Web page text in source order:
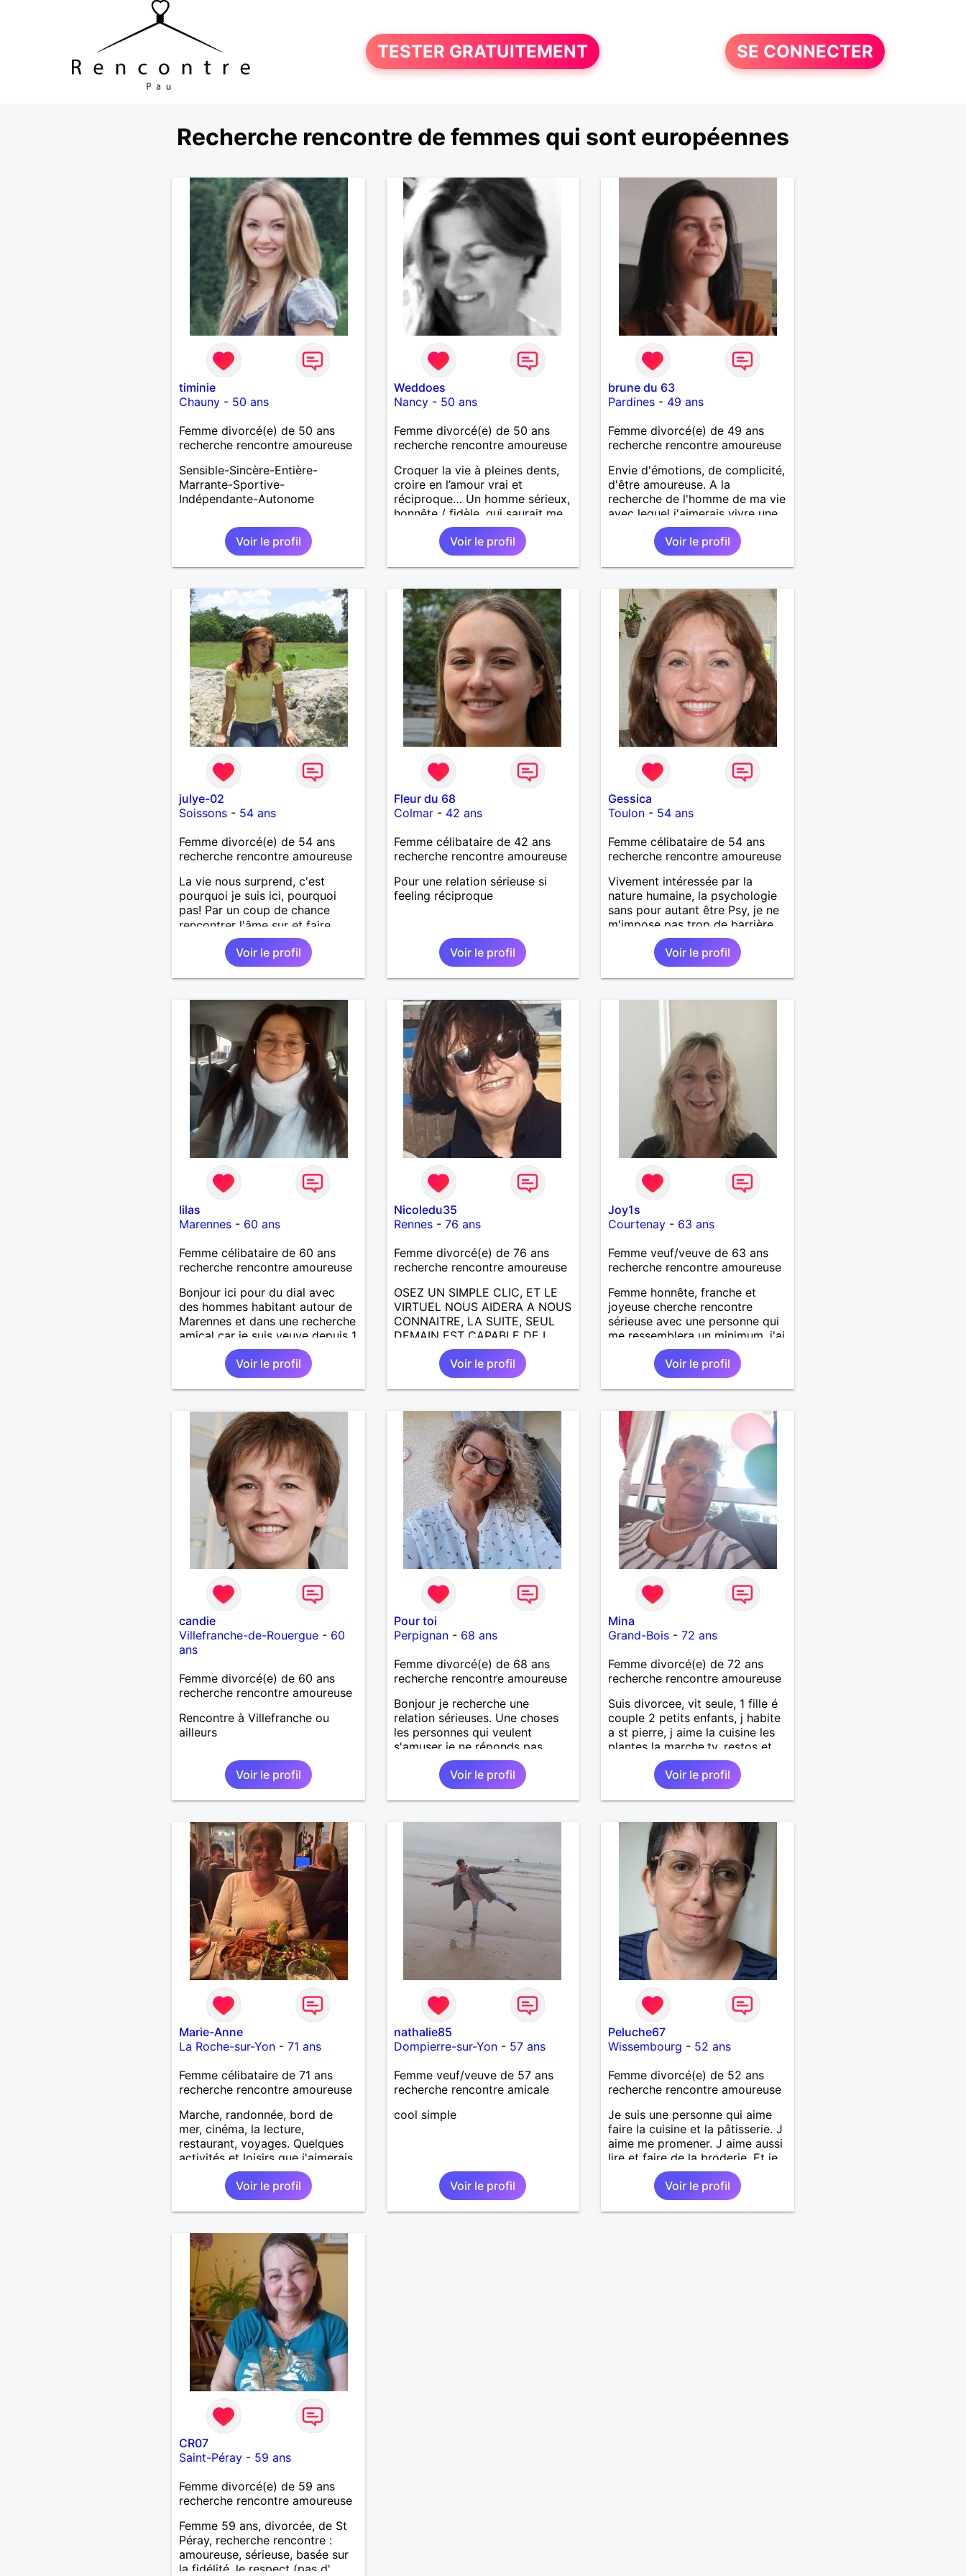
TESTER GRATUITEMENT SE CONNECTER
Recherche rencontre de femmes qui sont européennes
timinie
Chauny- 50 ans
Femme divorcé(e) de 50 ans
recherche rencontre amoureuse
Sensible-Sincère-Entière-
Marrante-Sportive-
Indépendante-Autonome
Voir le profil
Weddoes
Nancy- 50 ans
Femme divorcé(e) de 50 ans
recherche rencontre amoureuse
Croquer la vie à pleines dents,
croire en l’amour vrai et
réciproque… Un homme sérieux,
honnête / fidèle, qui saurait me
faire rire à nouveau, est le bien
Voir le profil
brune du 63
Pardines - 49 ans
Femme divorcé(e) de 49 ans
recherche rencontre amoureuse
Envie d'émotions, de complicité,
d'être amoureuse. A la
recherche de l'homme de ma vie
avec lequel j'aimerais vivre une
vraie histoire et partager le
quotidien. Il devra être sincère,
responsable, ambitieux,
entreprenant, fort de caractère
saura me chouchouter et me
mettre en valeur, me donner son
amour et attention. Merci de
m'avoir lu et à bientôt...
Voir le profil
julye-02
Soissons- 54 ans
Femme divorcé(e) de 54 ans
recherche rencontre amoureuse
La vie nous surprend, c'est
pourquoi je suis ici, pourquoi
pas! Par un coup de chance
rencontrer l'âme sur et faire
notre parcours à deux. Je suis
un peu timide et un peu bavarde
Voir le profil
Fleur du 68
Colmar- 42 ans
Femme célibataire de 42 ans
recherche rencontre amoureuse
Pour une relation sérieuse si
feeling réciproque
Voir le profil
Gessica
Toulon - 54 ans
Femme célibataire de 54 ans
recherche rencontre amoureuse
Vivement intéressée par la
nature humaine, la psychologie
sans pour autant être Psy, je ne
m'impose pas trop de barrière,
je préfère d'ailleurs les
surmonter.Voir le profil
lilas
Marennes- 60 ans
Femme célibataire de 60 ans
recherche rencontre amoureuse
Bonjour ici pour du dial avec
des hommes habitant autour de
Marennes et dans une recherche
amical car je suis veuve depuis 1
an. Je ne répondrai pas aux
autres, bonne chance à tous.
Voir le profil
Nicoledu35
Rennes- 76 ans
Femme divorcé(e) de 76 ans
recherche rencontre amoureuse
OSEZ UN SIMPLE CLIC, ET LE
VIRTUEL NOUS AIDERA A NOUS
CONNAITRE, LA SUITE, SEUL
DEMAIN EST CAPABLE DE L
ECRIRE; J AIMERAIS
RENCONTRER, LA COMPLICITE,
LE PARTAGE DES BELLES
CHOSES DE LA VIE : BALADES,
AILLEURS. ETRE A L ECOUTE
DE L AUTRE, ET LA VIE SERA
PLUS BELLE
ENCORE.....................
Voir le profil
Joy1s
Courtenay - 63 ans
Femme veuf/veuve de 63 ans
recherche rencontre amoureuse
Femme honnête, franche et
joyeuse cherche rencontre
sérieuse avec une personne qui
me ressemblera un minimum. j'ai
des défauts comme tout le
monde et souhaite une vie
sereine dans une relation sur du
long terme.
Voir le profil
candie
Villefranche-de-Rouergue- 60
ans
Femme divorcé(e) de 60 ans
recherche rencontre amoureuse
Rencontre à Villefranche ou
ailleurs
Voir le profil
Pour toi
Perpignan- 68 ans
Femme divorcé(e) de 68 ans
recherche rencontre amoureuse
Bonjour je recherche une
relation sérieuses. Une choses
les personnes qui veulent
s'amuser je ne réponds pas....
Voir le profil
Mina
Grand-Bois -72 ans
Femme divorcé(e) de 72 ans
recherche rencontre amoureuse
Suis divorcee, vit seule, 1 fille é
couple 2 petits enfants, j habite
a st pierre, j aime la cuisine les
plantes la marche,tv, restos et
voyages 1m65 68 kgse
Voir le profil
Marie-Anne
La Roche-sur-Yon- 71 ans
Femme célibataire de 71 ans
recherche rencontre amoureuse
Marche, randonnée, bord de
mer, cinéma, la lecture,
restaurant, voyages. Quelques
activités et loisirs que j'aimerais
partager ainsi que les vôtres.
Recevoir mes enfants, mes
petits-enfants et mes amis.
Bénévolat auprès des enfants à
indépendant... Se rencontrer,
être à l’écoute, échanger avec
une personne de confiance,
pour une vie de partage, de
tendresse. Les voyages et où
randonnées en France ou à
l'étranger à deux en dehors des
sentiers battus me raviraient. Je
m'engage à répondre à votre
message. Au plaisir de vous lire.
Voir le profil
nathalie85
Dompierre-sur-Yon- 57 ans
Femme veuf/veuve de 57 ans
recherche rencontre amicale
cool simple
Voir le profil
Peluche67
Wissembourg - 52 ans
Femme divorcé(e) de 52 ans
recherche rencontre amoureuse
Je suis une personne qui aime
faire la cuisine et la pâtisserie. J
aime me promener. J aime aussi
lire et faire de la broderie. Et je
suis malade depuis ma
naissance. Voir le profil
CR07
Saint-Péray- 59 ans
Femme divorcé(e) de 59 ans
recherche rencontre amoureuse
Femme 59 ans, divorcée, de St
Péray, recherche rencontre :
amoureuse, sérieuse, basée sur
la fidélité, le respect (pas d'